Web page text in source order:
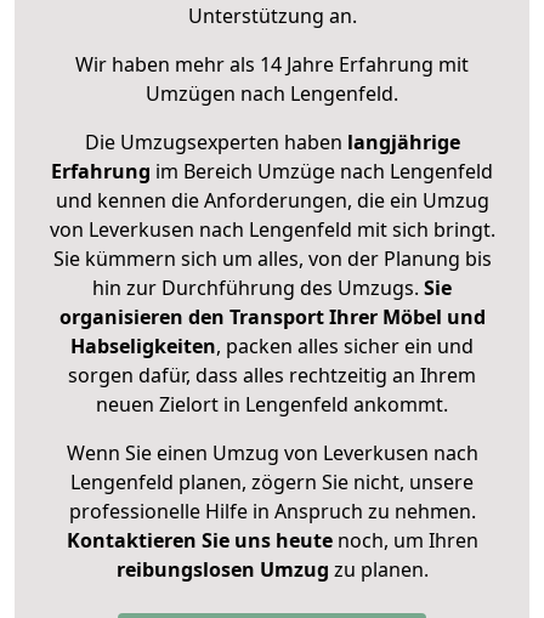
Unterstützung an.
Wir haben mehr als 14 Jahre Erfahrung mit
Umzügen nach Lengenfeld.
Die Umzugsexperten haben langjährige
Erfahrung im Bereich Umzüge nach Lengenfeld
und kennen die Anforderungen, die ein Umzug
von Leverkusen nach Lengenfeld mit sich bringt.
Sie kümmern sich um alles, von der Planung bis
hin zur Durchführung des Umzugs. Sie
organisieren den Transport Ihrer Möbel und
Habseligkeiten, packen alles sicher ein und
sorgen dafür, dass alles rechtzeitig an Ihrem
neuen Zielort in Lengenfeld ankommt.
Wenn Sie einen Umzug von Leverkusen nach
Lengenfeld planen, zögern Sie nicht, unsere
professionelle Hilfe in Anspruch zu nehmen.
Kontaktieren Sie uns heutenoch, um Ihren
reibungslosen Umzug zu planen.